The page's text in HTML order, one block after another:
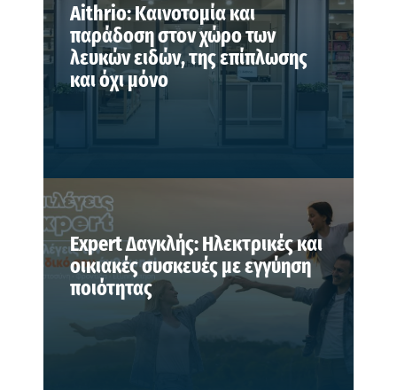
Aithrio: Καινοτομία και
παράδοση στον χώρο των
λευκών ειδών, της επίπλωσης
και όχι μόνο
Expert Δαγκλής: Ηλεκτρικές και
οικιακές συσκευές με εγγύηση
ποιότητας